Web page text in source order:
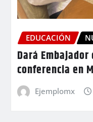
EDUCACIÓN
Dará
conferencia en
Ejemplomx